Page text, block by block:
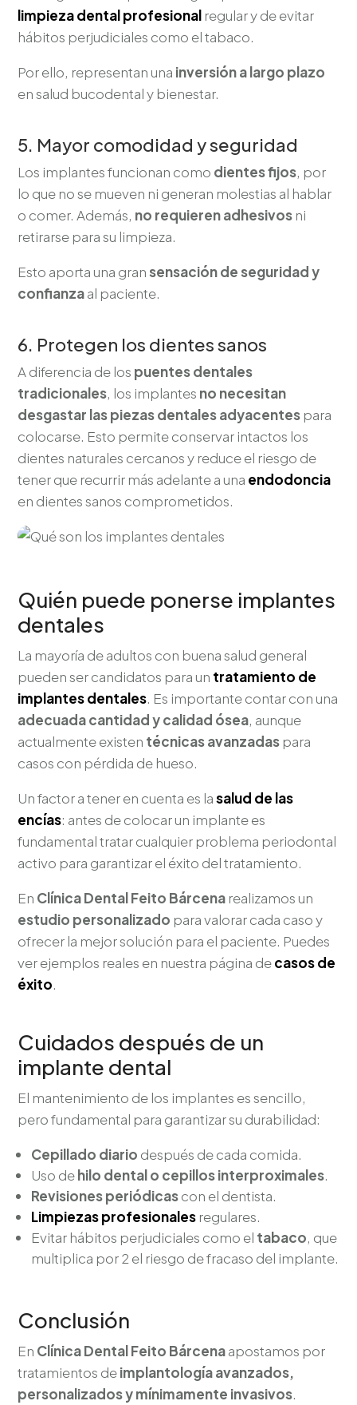
limpieza dental profesional regular y de evitar
hábitos perjudiciales como el tabaco.
Por ello, representan una inversión a largo plazo
en salud bucodental y bienestar.
5. Mayor comodidad y seguridad
Los implantes funcionan como dientes fijos, por
lo que no se mueven ni generan molestias al hablar
o comer. Además, no requieren adhesivos ni
retirarse para su limpieza.
Esto aporta una gransensación de seguridad y
confianzaal paciente.
6. Protegen los dientes sanos
A diferencia de los puentes dentales
tradicionales, los implantes no necesitan
desgastar las piezas dentales adyacentes para
colocarse. Esto permite conservar intactos los
dientes naturales cercanos y reduce el riesgo de
tener que recurrir más adelante a una endodoncia
en dientes sanos comprometidos.
Quién puede ponerse implantes
dentales
La mayoría de adultos con buena salud general
pueden ser candidatos para un tratamiento de
implantes dentales. Es importante contar con una
adecuada cantidad y calidad ósea, aunque
actualmente existen técnicas avanzadas para
casos con pérdida de hueso.
Un factor a tener en cuenta es lasalud de las
encías: antes de colocar un implante es
fundamental tratar cualquier problema periodontal
activo para garantizar el éxito del tratamiento.
En Clínica Dental Feito Bárcena realizamos un
estudio personalizado para valorar cada caso y
ofrecer la mejor solución para el paciente. Puedes
ver ejemplos reales en nuestra página decasos de
éxito.
Cuidados después de un
implante dental
El mantenimiento de los implantes es sencillo,
pero fundamental para garantizar su durabilidad:
Cepillado diario después de cada comida.
Uso dehilo dental o cepillos interproximales.
Revisiones periódicascon el dentista.
Limpiezas profesionales regulares.
Evitar hábitos perjudiciales como el tabaco, que
multiplica por 2 el riesgo de fracaso del implante.
Conclusión
En Clínica Dental Feito Bárcenaapostamos por
tratamientos deimplantología avanzados,
personalizados y mínimamente invasivos.